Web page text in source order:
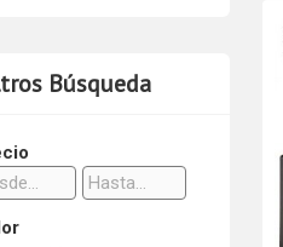
Búsqueda